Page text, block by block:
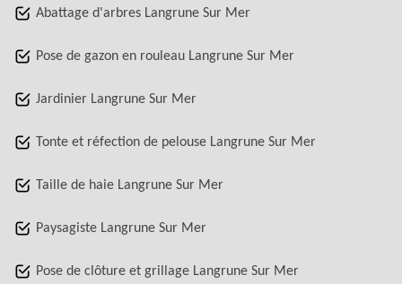
Abattage d'arbres Langrune Sur Mer
Pose de gazon en rouleau Langrune Sur Mer
Jardinier Langrune Sur Mer
Tonte et réfection de pelouse Langrune Sur Mer
Taille de haie Langrune Sur Mer
Paysagiste Langrune Sur Mer
Pose de clôture et grillage Langrune Sur Mer